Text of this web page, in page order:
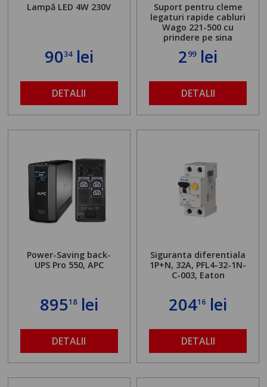
Lampă LED 4W 230V
9034lei
DETALII
Suport pentru cleme
legaturi rapide cabluri
Wago 221-500 cu
prindere pe sina
299lei
DETALII
Power-Saving back-
UPS Pro 550, APC
89518lei
DETALII
Siguranta diferentiala
1P+N, 32A, PFL4-32-1N-
C-003, Eaton
20416 lei
DETALII